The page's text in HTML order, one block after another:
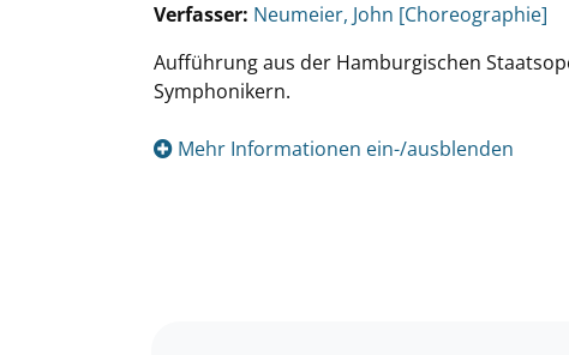
Verfasser: Suche nach diesem Verfasser
Neumeier, John [Choreographie]
Aufführung aus der Hamburgischen
Symphonikern.
Mehr Informationen ein-/ausblenden